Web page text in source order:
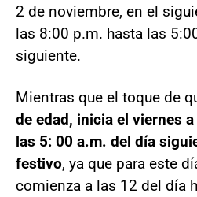
2 de noviembre, en el
las 8:00 p.m. hasta las
siguiente.
Mientras que el toque de
de edad, inicia el viernes
las 5: 00 a.m. del día
festivo, ya que para este
comienza a las 12 del día